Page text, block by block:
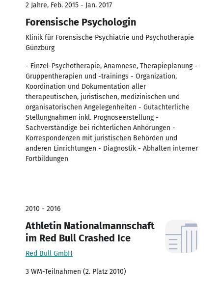
2 Jahre, Feb. 2015 - Jan. 2017
Forensische Psychologin
Klinik für Forensische Psychiatrie und Psychotherapie
Günzburg
- Einzel-Psychotherapie, Anamnese, Therapieplanung -
Gruppentherapien und -trainings - Organization,
Koordination und Dokumentation aller
therapeutischen, juristischen, medizinischen und
organisatorischen Angelegenheiten - Gutachterliche
Stellungnahmen inkl. Prognoseerstellung -
Sachverständige bei richterlichen Anhörungen -
Korrespondenzen mit juristischen Behörden und
anderen Einrichtungen - Diagnostik - Abhalten interner
Fortbildungen
2010 - 2016
Athletin Nationalmannschaft
im Red Bull Crashed Ice
Red Bull GmbH
3 WM-Teilnahmen (2. Platz 2010)